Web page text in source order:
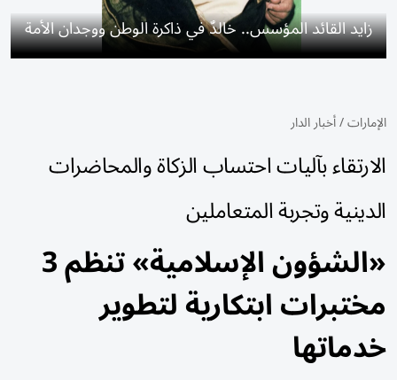
زايد القائد المؤسس.. خالدٌ في ذاكرة الوطن ووجدان الأمة
الإمارات/أخبار الدار
الارتقاء بآليات احتساب الزكاة والمحاضرات
الدينية وتجربة المتعاملين
«الشؤون الإسلامية» تنظم 3
مختبرات ابتكارية لتطوير
خدماتها